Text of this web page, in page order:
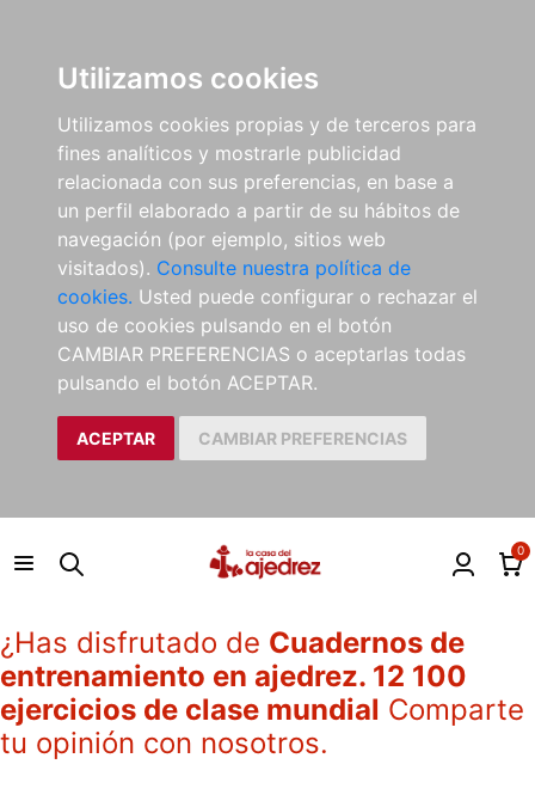
Utilizamos cookies
Utilizamos cookies propias y de terceros para
fines analíticos y mostrarle publicidad
relacionada con sus preferencias, en base a
un perfil elaborado a partir de su hábitos de
navegación (por ejemplo, sitios web
visitados). Consulte nuestra política de
cookies. Usted puede configurar o rechazar el
uso de cookies pulsando en el botón
CAMBIAR PREFERENCIAS o aceptarlas todas
pulsando el botón ACEPTAR.
ACEPTAR CAMBIAR PREFERENCIAS
0
¿Has disfrutado de Cuadernos de
entrenamiento en ajedrez. 12 100
ejercicios de clase mundial Comparte
tu opinión con nosotros.